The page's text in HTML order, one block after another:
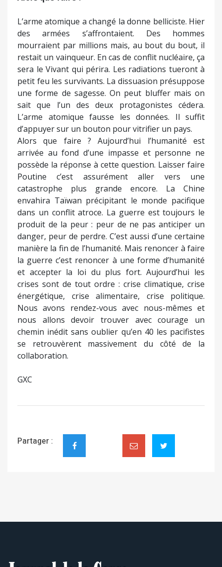
L’arme atomique a changé la donne belliciste. Hier
des armées s’affrontaient. Des hommes
mourraient par millions mais, au bout du bout, il
restait un vainqueur. En cas de conflit nucléaire, ça
sera le Vivant qui périra. Les radiations tueront à
petit feu les survivants. La dissuasion présuppose
une forme de sagesse. On peut bluffer mais on
sait que l’un des deux protagonistes cédera.
L’arme atomique fausse les données. Il suffit
d’appuyer sur un bouton pour vitrifier un pays.
Alors que faire ? Aujourd’hui l’humanité est
arrivée au fond d’une impasse et personne ne
possède la réponse à cette question. Laisser faire
Poutine c’est assurément aller vers une
catastrophe plus grande encore. La Chine
envahira Taïwan précipitant le monde pacifique
dans un conflit atroce. La guerre est toujours le
produit de la peur : peur de ne pas anticiper un
danger, peur de perdre. C’est aussi d’une certaine
manière la fin de l’humanité. Mais renoncer à faire
la guerre c’est renoncer à une forme d’humanité
et accepter la loi du plus fort. Aujourd’hui les
crises sont de tout ordre : crise climatique, crise
énergétique, crise alimentaire, crise politique.
Nous avons rendez-vous avec nous-mêmes et
nous allons devoir trouver avec courage un
chemin inédit sans oublier qu’en 40 les pacifistes
se retrouvèrent massivement du côté de la
collaboration.
GXC
Partager :